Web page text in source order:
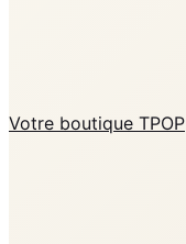
Votre boutique TPOP